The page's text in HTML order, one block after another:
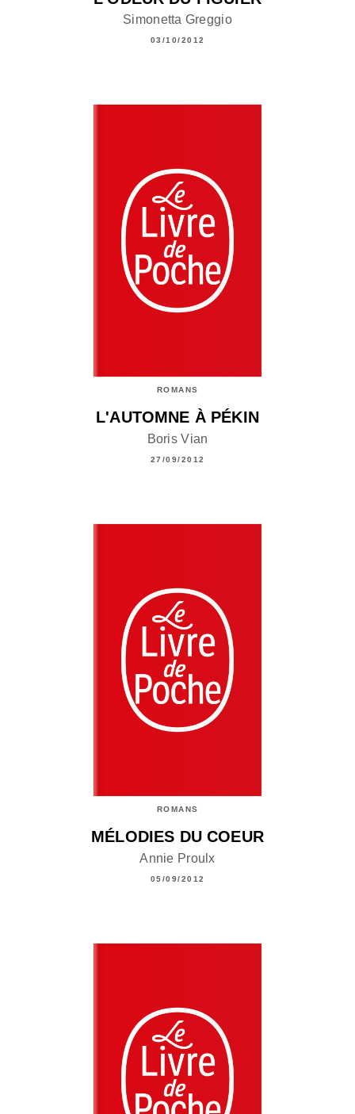
Simonetta Greggio
03/10/2012
ROMANS
L'AUTOMNE À PÉKIN
Boris Vian
27/09/2012
ROMANS
MÉLODIES DU COEUR
Annie Proulx
05/09/2012